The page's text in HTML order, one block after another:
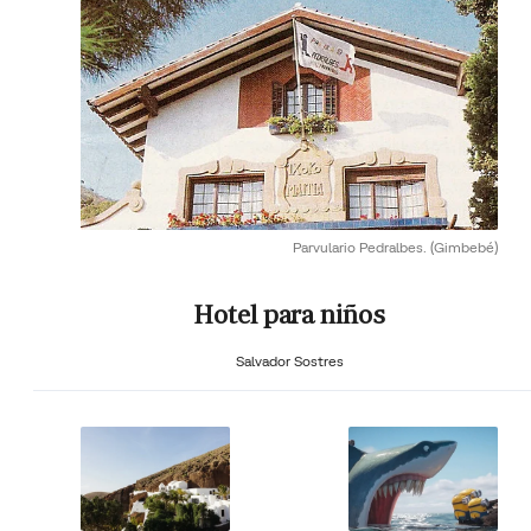
Parvulario Pedralbes. (Gimbebé)
Hotel para niños
Salvador Sostres